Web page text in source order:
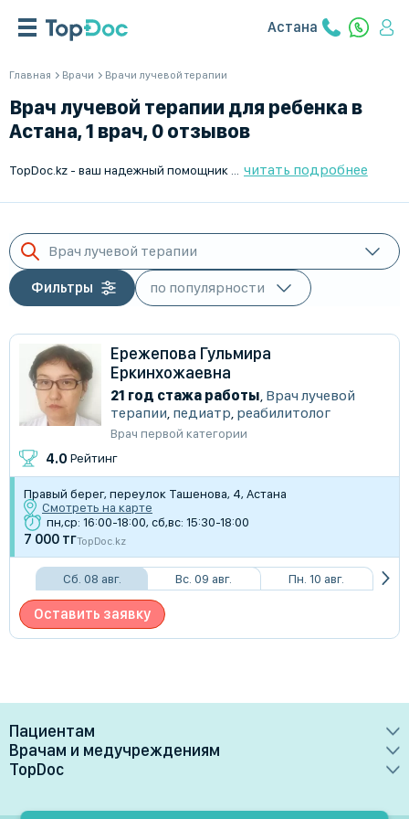
Астана
Главная Врачи Врачи лучевой терапии
Врач лучевой терапии для ребенка в
Астана, 1 врач, 0 отзывов
читать подробнее
Врач лучевой терапии
Фильтры
Ережепова Гульмира
Еркинхожаевна
21 год стажа работы, Врач лучевой
терапии, педиатр, реабилитолог
Врач первой категории
4.0 Рейтинг
Правый берег, переулок Ташенова, 4, Астана
Смотреть на карте
пн,ср: 16:00-18:00, сб,вс: 15:30-18:00
7 000 тгTopDoc.kz
Сб. 08 авг. Вс. 09 авг. Пн. 10 авг.
Оставить заявку
Пациентам
Врачи
Клиники
Врачам и медучреждениям
Преимущества
TopDoc